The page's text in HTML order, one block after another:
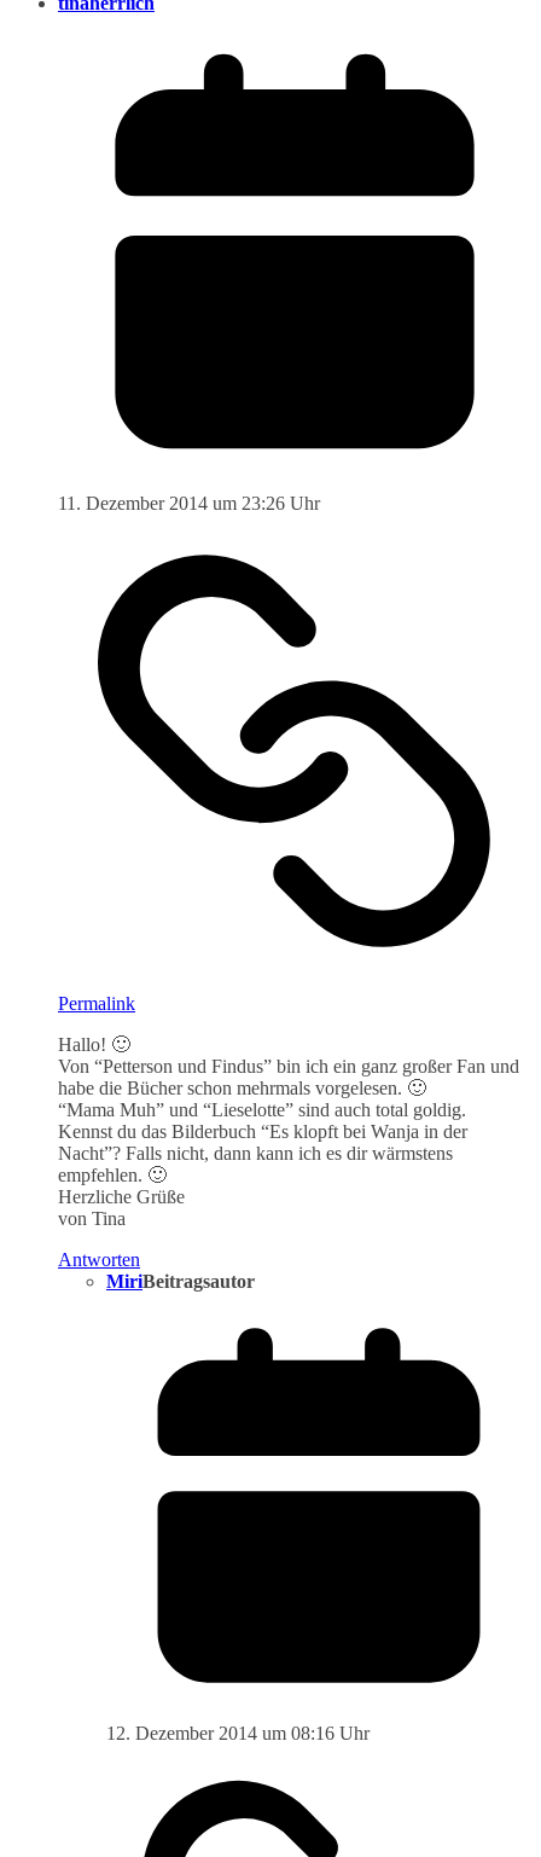
11. Dezember 2014 um 23:26 Uhr
Permalink
Hallo! 🙂
Von “Petterson und Findus” bin ich ein ganz großer Fan und
habe die Bücher schon mehrmals vorgelesen. 🙂
“Mama Muh” und “Lieselotte” sind auch total goldig.
Kennst du das Bilderbuch “Es klopft bei Wanja in der
Nacht”? Falls nicht, dann kann ich es dir wärmstens
empfehlen. 🙂
Herzliche Grüße
von Tina
Antworten
MiriBeitragsautor
12. Dezember 2014 um 08:16 Uhr